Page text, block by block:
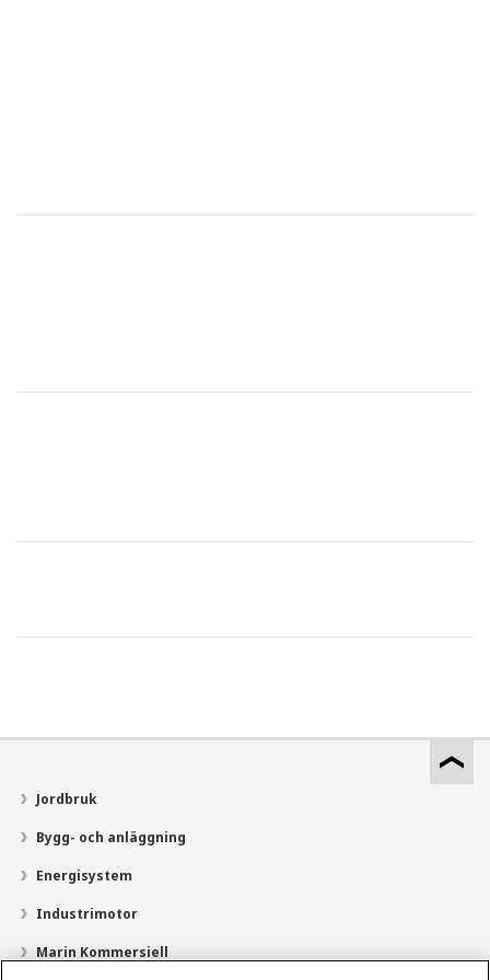
Jordbruk
Bygg- och anläggning
Energisystem
Industrimotor
Marin Kommersiell